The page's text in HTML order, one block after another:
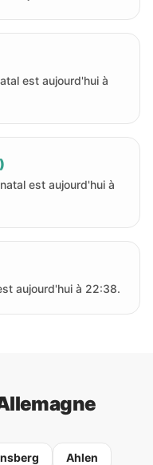
est aujourd'hui à
est aujourd'hui à
aujourd'hui à 22:38.
Ahlen